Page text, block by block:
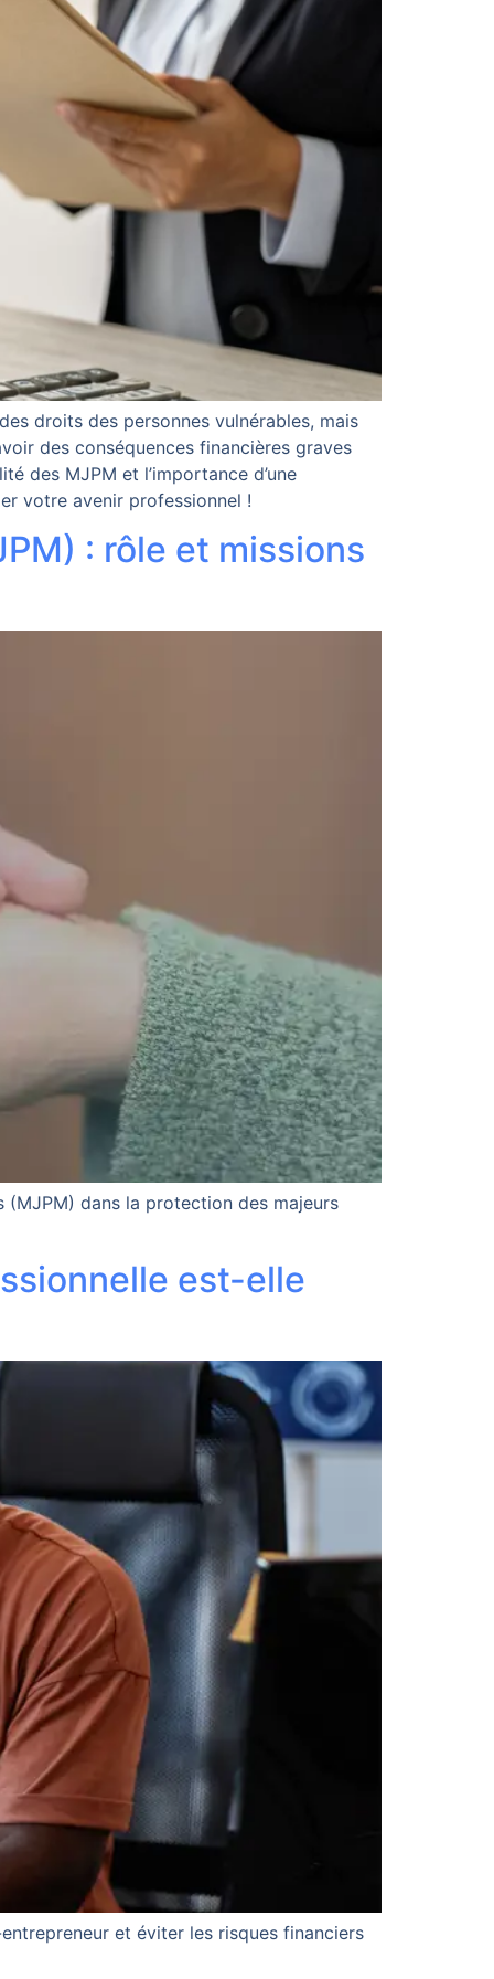
droits des personnes vulnérables, mais
des conséquences financières graves
des MJPM et l’importance d’une
votre avenir professionnel !
: rôle et missions
dans la protection des majeurs
est-elle
et éviter les risques financiers